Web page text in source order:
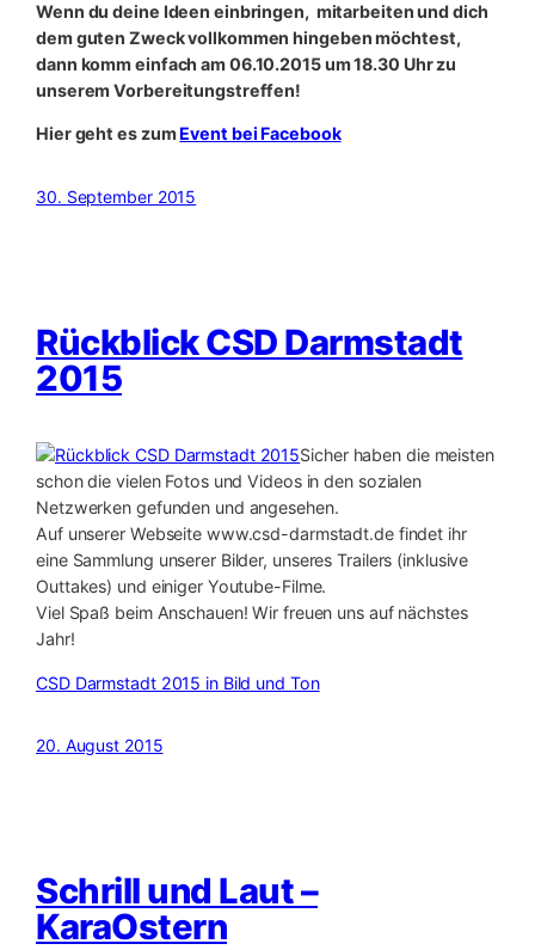
Wenn du deine Ideen einbringen, mitarbeiten und dich
dem guten Zweck vollkommen hingeben möchtest,
dann komm einfach am 06.10.2015 um 18.30 Uhr zu
unserem Vorbereitungstreffen!
Hier geht es zumEvent bei Facebook
30. September 2015
Rückblick CSD Darmstadt
2015
Sicher haben die meisten
schon die vielen Fotos und Videos in den sozialen
Netzwerken gefunden und angesehen.
Auf unserer Webseite www.csd-darmstadt.de findet ihr
eine Sammlung unserer Bilder, unseres Trailers (inklusive
Outtakes) und einiger Youtube-Filme.
Viel Spaß beim Anschauen! Wir freuen uns auf nächstes
Jahr!
CSD Darmstadt 2015 in Bild und Ton
20. August 2015
Schrill und Laut –
KaraOstern